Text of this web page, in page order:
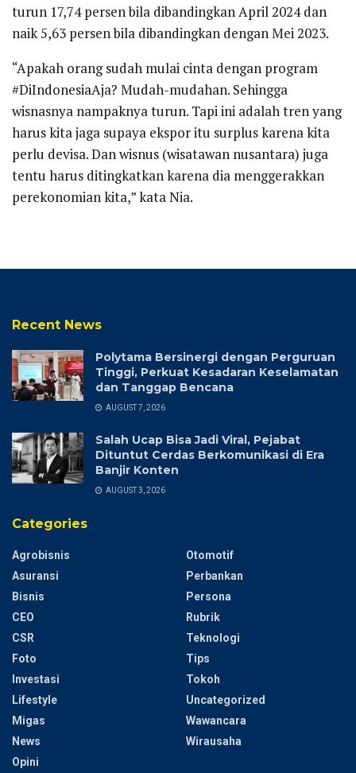
turun 17,74 persen bila dibandingkan April 2024 dan
naik 5,63 persen bila dibandingkan dengan Mei 2023.
“Apakah orang sudah mulai cinta dengan program
#DiIndonesiaAja? Mudah-mudahan. Sehingga
wisnasnya nampaknya turun. Tapi ini adalah tren yang
harus kita jaga supaya ekspor itu surplus karena kita
perlu devisa. Dan wisnus (wisatawan nusantara) juga
tentu harus ditingkatkan karena dia menggerakkan
perekonomian kita,” kata Nia.
Recent News
Polytama Bersinergi dengan Perguruan
Tinggi, Perkuat Kesadaran Keselamatan
dan Tanggap Bencana
AUGUST 7, 2026
Salah Ucap Bisa Jadi Viral, Pejabat
Dituntut Cerdas Berkomunikasi di Era
Banjir Konten
AUGUST 3, 2026
Categories
Agrobisnis
Asuransi
Bisnis
CEO
CSR
Foto
Investasi
Lifestyle
Migas
News
Opini
Otomotif
Perbankan
Persona
Rubrik
Teknologi
Tips
Tokoh
Uncategorized
Wawancara
Wirausaha